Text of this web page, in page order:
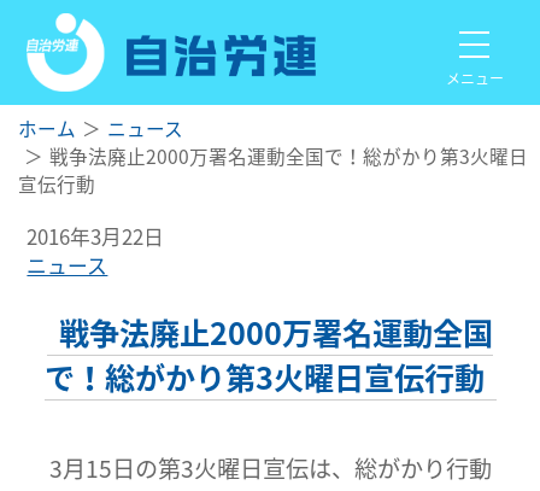
メニュー
ホーム
ニュース
戦争法廃止2000万署名運動全国で！総がかり第3火曜日
宣伝行動
2016年3月22日
ニュース
戦争法廃止2000万署名運動全国
で！総がかり第3火曜日宣伝行動
3月15日の第3火曜日宣伝は、総がかり行動